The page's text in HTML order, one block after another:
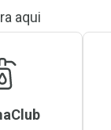
aqui